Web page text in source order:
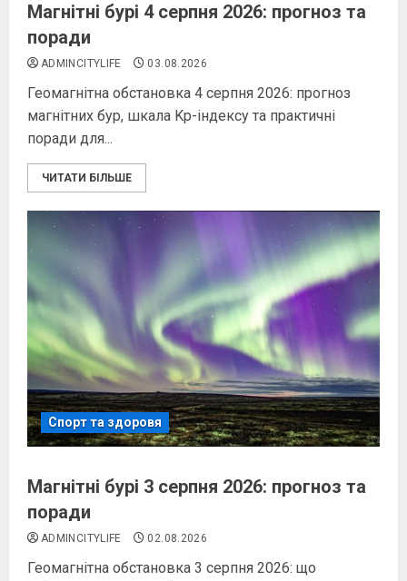
Магнітні бурі 4 серпня 2026: прогноз та
поради
ADMINCITYLIFE 03.08.2026
Геомагнітна обстановка 4 серпня 2026: прогноз
магнітних бур, шкала Kp-індексу та практичні
поради для...
ЧИТАТИ БІЛЬШЕ
Спорт та здоровя
Магнітні бурі 3 серпня 2026: прогноз та
поради
ADMINCITYLIFE 02.08.2026
Геомагнітна обстановка 3 серпня 2026: що